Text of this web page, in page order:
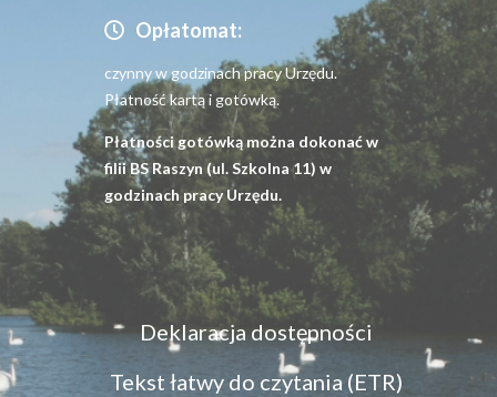
Opłatomat:
czynny w godzinach pracy Urzędu.
Płatność kartą i gotówką.
Płatności gotówką można dokonać w
filii BS Raszyn (ul. Szkolna 11) w
godzinach pracy Urzędu.
Menu
dostępność
Deklaracja dostępności
Tekst łatwy do czytania (ETR)